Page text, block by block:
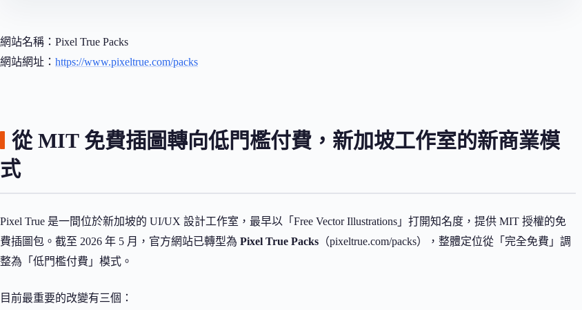
網站名稱：Pixel True Packs
網站網址： https://www.pixeltrue.com/packs
從 MIT 免費插圖轉向低門檻付費，新加坡工作室的新商業模
式
Pixel True 是一間位於新加坡的 UI/UX 設計工作室，最早以「Free Vector Illustrations」打開知名度，提供 MIT 授權的免
費插圖包。截至 2026 年 5 月，官方網站已轉型為 Pixel True Packs （pixeltrue.com/packs），整體定位從「完全免費」調
整為「低門檻付費」模式。
目前最重要的改變有三個：